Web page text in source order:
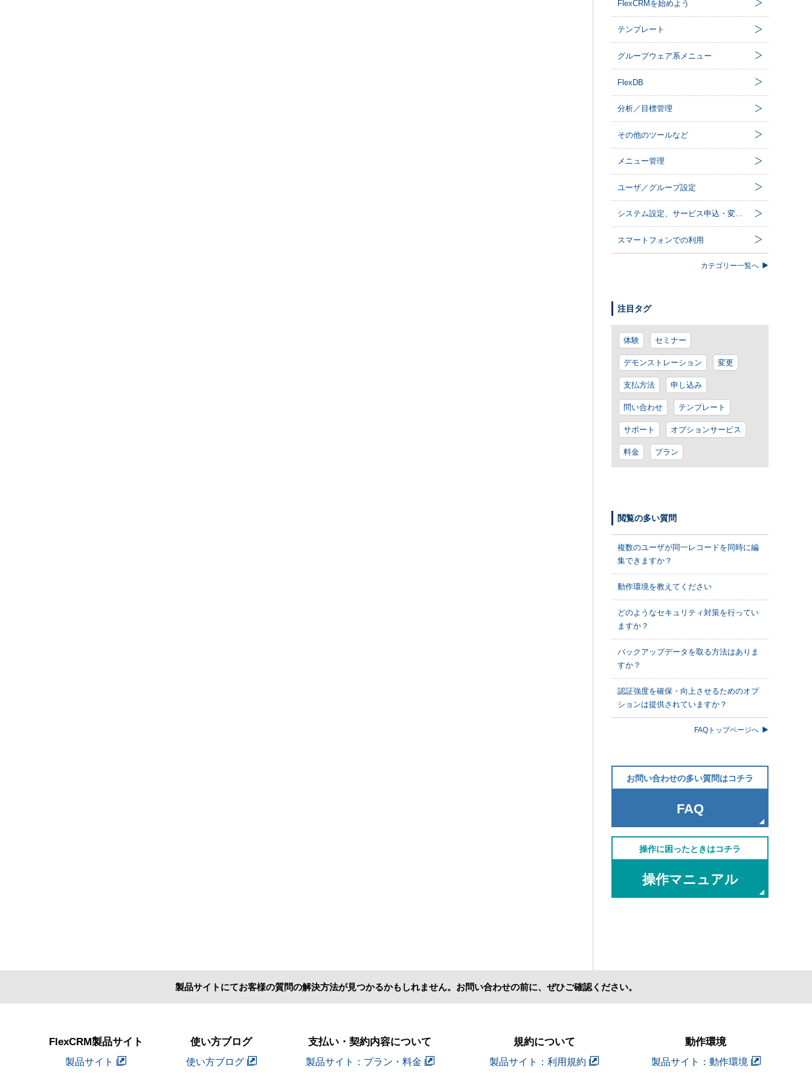
FlexCRMを始めよう
テンプレート
グループウェア系メニュー
FlexDB
分析／目標管理
その他のツールなど
メニュー管理
ユーザ／グループ設定
システム設定、サービス申込・変更など
スマートフォンでの利用
カテゴリー一覧へ
注目タグ
体験 セミナー
デモンストレーション 変更
支払方法 申し込み
問い合わせ テンプレート
サポート オプションサービス
料金 プラン
閲覧の多い質問
複数のユーザが同一レコードを同時に編
集できますか？
動作環境を教えてください
どのようなセキュリティ対策を行ってい
ますか？
バックアップデータを取る方法はありま
すか？
認証強度を確保・向上させるためのオプ
ションは提供されていますか？
FAQトップページへ
お問い合わせの多い質問はコチラ
FAQ
操作に困ったときはコチラ
操作マニュアル
製品サイトにてお客様の質問の解決方法が見つかるかもしれません。お問い合わせの前に、ぜひご確認ください。
FlexCRM製品サイト
製品サイト
使い方ブログ
使い方ブログ
支払い・契約内容について
製品サイト：プラン・料金
規約について
製品サイト：利用規約
動作環境
製品サイト：動作環境